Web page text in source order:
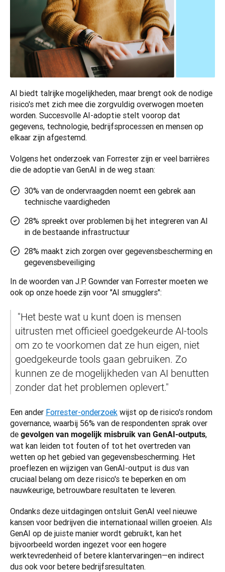
AI biedt talrijke mogelijkheden, maar brengt ook de nodige
risico's met zich mee die zorgvuldig overwogen moeten
worden. Succesvolle AI-adoptie stelt voorop dat
gegevens, technologie, bedrijfsprocessen en mensen op
elkaar zijn afgestemd.
Volgens het onderzoek van Forrester zijn er veel barrières
die de adoptie van GenAI in de weg staan:
30% van de ondervraagden noemt een gebrek aan
technische vaardigheden
28% spreekt over problemen bij het integreren van AI
in de bestaande infrastructuur
28% maakt zich zorgen over gegevensbescherming en
gegevensbeveiliging
In de woorden van J.P. Gownder van Forrester moeten we
ook op onze hoede zijn voor "AI smugglers":
"Het beste wat u kunt doen is mensen
uitrusten met officieel goedgekeurde AI-tools
om zo te voorkomen dat ze hun eigen, niet
goedgekeurde tools gaan gebruiken. Zo
kunnen ze de mogelijkheden van AI benutten
zonder dat het problemen oplevert."
Een ander Forrester-onderzoek wijst op de risico's rondom
governance, waarbij 56% van de respondenten sprak over
de gevolgen van mogelijk misbruik van GenAI-outputs,
wat kan leiden tot fouten of tot het overtreden van
wetten op het gebied van gegevensbescherming. Het
proeflezen en wijzigen van GenAI-output is dus van
cruciaal belang om deze risico's te beperken en om
nauwkeurige, betrouwbare resultaten te leveren.
Ondanks deze uitdagingen ontsluit GenAI veel nieuwe
kansen voor bedrijven die internationaal willen groeien. Als
GenAI op de juiste manier wordt gebruikt, kan het
bijvoorbeeld worden ingezet voor een hogere
werktevredenheid of betere klantervaringen—en indirect
dus ook voor betere bedrijfsresultaten.